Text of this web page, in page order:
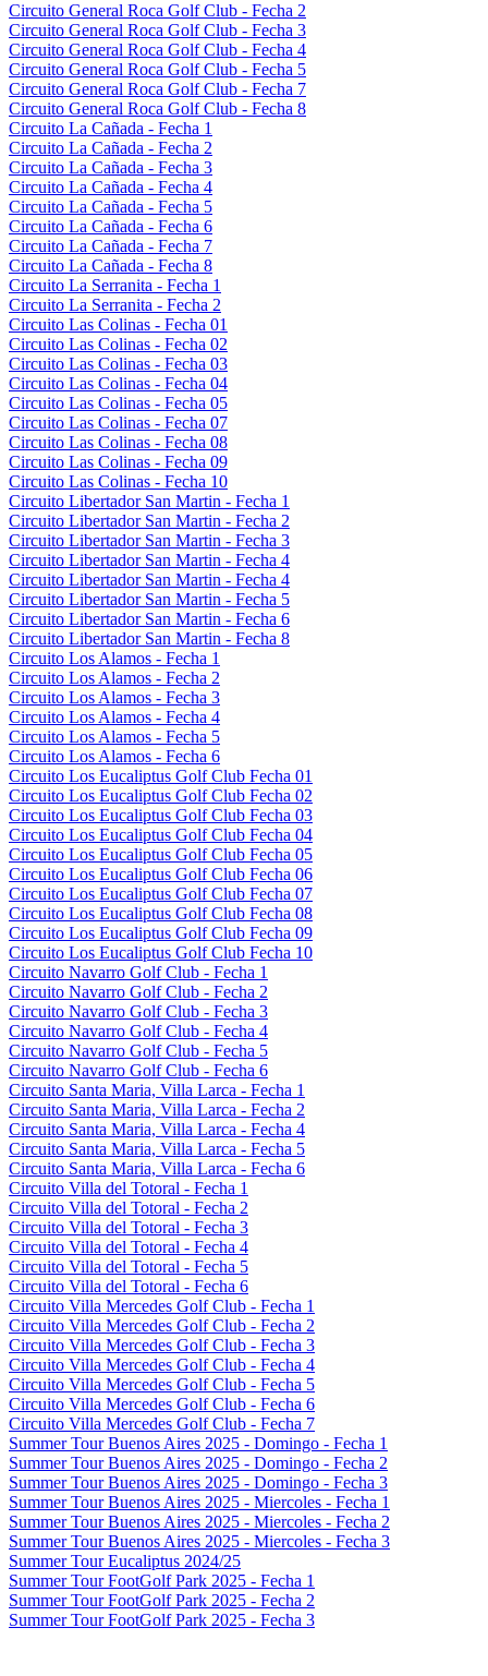
Circuito General Roca Golf Club - Fecha 2
Circuito General Roca Golf Club - Fecha 3
Circuito General Roca Golf Club - Fecha 4
Circuito General Roca Golf Club - Fecha 5
Circuito General Roca Golf Club - Fecha 7
Circuito General Roca Golf Club - Fecha 8
Circuito La Cañada - Fecha 1
Circuito La Cañada - Fecha 2
Circuito La Cañada - Fecha 3
Circuito La Cañada - Fecha 4
Circuito La Cañada - Fecha 5
Circuito La Cañada - Fecha 6
Circuito La Cañada - Fecha 7
Circuito La Cañada - Fecha 8
Circuito La Serranita - Fecha 1
Circuito La Serranita - Fecha 2
Circuito Las Colinas - Fecha 01
Circuito Las Colinas - Fecha 02
Circuito Las Colinas - Fecha 03
Circuito Las Colinas - Fecha 04
Circuito Las Colinas - Fecha 05
Circuito Las Colinas - Fecha 07
Circuito Las Colinas - Fecha 08
Circuito Las Colinas - Fecha 09
Circuito Las Colinas - Fecha 10
Circuito Libertador San Martin - Fecha 1
Circuito Libertador San Martin - Fecha 2
Circuito Libertador San Martin - Fecha 3
Circuito Libertador San Martin - Fecha 4
Circuito Libertador San Martin - Fecha 4
Circuito Libertador San Martin - Fecha 5
Circuito Libertador San Martin - Fecha 6
Circuito Libertador San Martin - Fecha 8
Circuito Los Alamos - Fecha 1
Circuito Los Alamos - Fecha 2
Circuito Los Alamos - Fecha 3
Circuito Los Alamos - Fecha 4
Circuito Los Alamos - Fecha 5
Circuito Los Alamos - Fecha 6
Circuito Los Eucaliptus Golf Club Fecha 01
Circuito Los Eucaliptus Golf Club Fecha 02
Circuito Los Eucaliptus Golf Club Fecha 03
Circuito Los Eucaliptus Golf Club Fecha 04
Circuito Los Eucaliptus Golf Club Fecha 05
Circuito Los Eucaliptus Golf Club Fecha 06
Circuito Los Eucaliptus Golf Club Fecha 07
Circuito Los Eucaliptus Golf Club Fecha 08
Circuito Los Eucaliptus Golf Club Fecha 09
Circuito Los Eucaliptus Golf Club Fecha 10
Circuito Navarro Golf Club - Fecha 1
Circuito Navarro Golf Club - Fecha 2
Circuito Navarro Golf Club - Fecha 3
Circuito Navarro Golf Club - Fecha 4
Circuito Navarro Golf Club - Fecha 5
Circuito Navarro Golf Club - Fecha 6
Circuito Santa Maria, Villa Larca - Fecha 1
Circuito Santa Maria, Villa Larca - Fecha 2
Circuito Santa Maria, Villa Larca - Fecha 4
Circuito Santa Maria, Villa Larca - Fecha 5
Circuito Santa Maria, Villa Larca - Fecha 6
Circuito Villa del Totoral - Fecha 1
Circuito Villa del Totoral - Fecha 2
Circuito Villa del Totoral - Fecha 3
Circuito Villa del Totoral - Fecha 4
Circuito Villa del Totoral - Fecha 5
Circuito Villa del Totoral - Fecha 6
Circuito Villa Mercedes Golf Club - Fecha 1
Circuito Villa Mercedes Golf Club - Fecha 2
Circuito Villa Mercedes Golf Club - Fecha 3
Circuito Villa Mercedes Golf Club - Fecha 4
Circuito Villa Mercedes Golf Club - Fecha 5
Circuito Villa Mercedes Golf Club - Fecha 6
Circuito Villa Mercedes Golf Club - Fecha 7
Summer Tour Buenos Aires 2025 - Domingo - Fecha 1
Summer Tour Buenos Aires 2025 - Domingo - Fecha 2
Summer Tour Buenos Aires 2025 - Domingo - Fecha 3
Summer Tour Buenos Aires 2025 - Miercoles - Fecha 1
Summer Tour Buenos Aires 2025 - Miercoles - Fecha 2
Summer Tour Buenos Aires 2025 - Miercoles - Fecha 3
Summer Tour Eucaliptus 2024/25
Summer Tour FootGolf Park 2025 - Fecha 1
Summer Tour FootGolf Park 2025 - Fecha 2
Summer Tour FootGolf Park 2025 - Fecha 3